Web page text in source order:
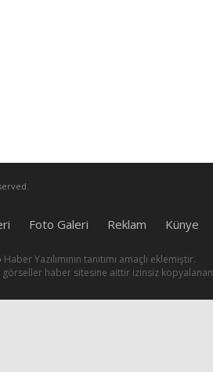
Foto Galeri Reklam Künye
Haber Yazılımının tanıtımı amaçlı eklemiştir.
görseller haber sitesine aittir izinsiz